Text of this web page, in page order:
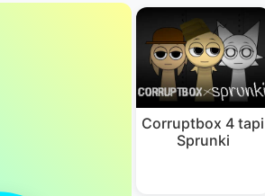
Corruptbox 4 tapi
Sprunki